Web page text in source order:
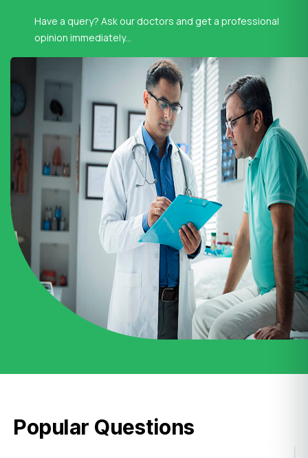
Have a query? Ask our doctors and get a professional
opinion immediately...
Popular Questions